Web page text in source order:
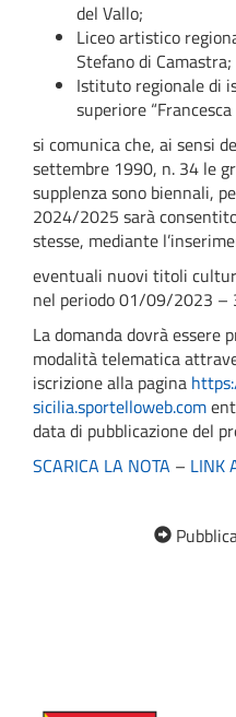
del Vallo;
Liceo artistico
Stefano di Camastra;
Istituto regionale di
superiore
si comunica che, ai sensi
settembre 1990, n. 34 le
supplenza sono biennali,
2024/2025 sarà
stesse, mediante
eventuali nuovi titoli
nel periodo 01/09/2023
La domanda dovrà essere
modalità telematica
iscrizione alla pagina
sicilia.sportelloweb.com
data di pubblicazione del
SCARICA LA NOTA – LINK